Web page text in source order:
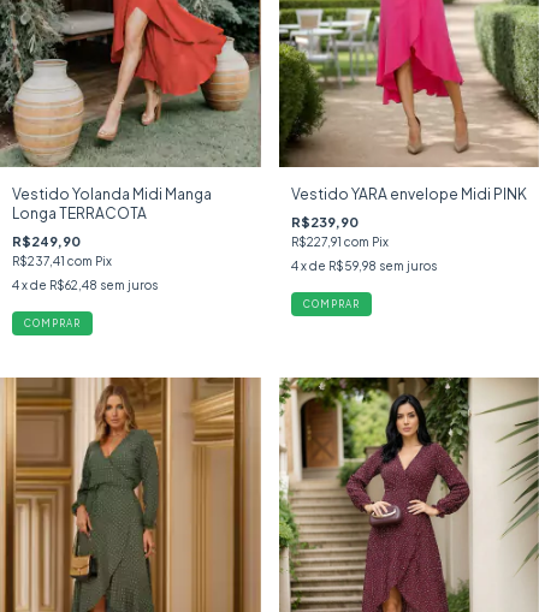
Vestido Yolanda Midi Manga
Longa TERRACOTA
R$249,90
R$237,41 com Pix
4x de R$62,48 sem juros
COMPRAR
Vestido YARA envelope Midi PINK
R$239,90
R$227,91 com Pix
4 x de R$59,98 sem juros
COMPRAR